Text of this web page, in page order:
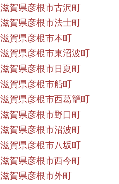
滋賀県彦根市古沢町
滋賀県彦根市法士町
滋賀県彦根市本町
滋賀県彦根市東沼波町
滋賀県彦根市日夏町
滋賀県彦根市船町
滋賀県彦根市西葛籠町
滋賀県彦根市野口町
滋賀県彦根市沼波町
滋賀県彦根市八坂町
滋賀県彦根市西今町
滋賀県彦根市外町